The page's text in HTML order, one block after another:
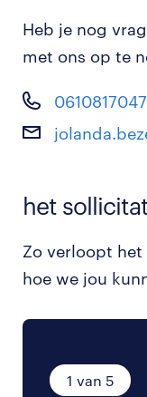
Heb je nog
met ons op te
het
Zo verloopt
hoe we jou
1 van 5